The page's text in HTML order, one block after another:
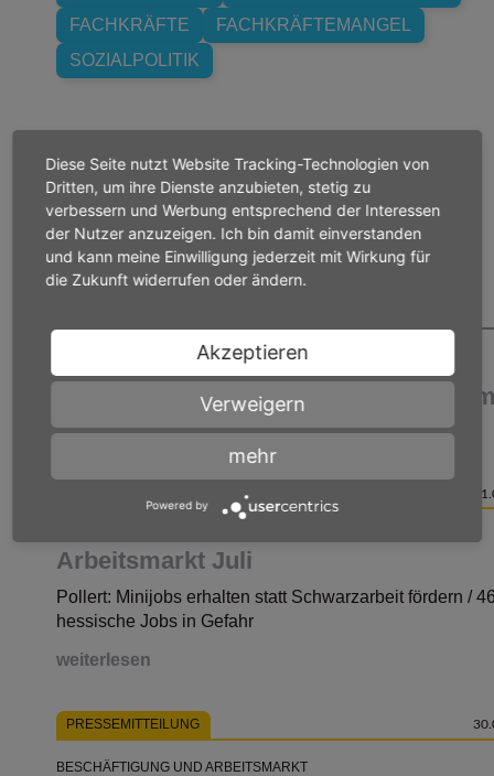
FACHKRÄFTE
FACHKRÄFTEMANGEL
SOZIALPOLITIK
Beitrag teilen
Weitere Pressemitteilungen zum
Beschäftigung und Arbeitsmarkt
Arbeitsmarkt Juli
Pollert: Minijobs erhalten statt Schwarzarbeit fördern /
hessische Jobs in Gefahr
weiterlesen
PRESSEMITTEILUNG
BESCHÄFTIGUNG UND ARBEITSMARKT
Diese Seite nutzt Website Tracking-Technologien von
Dritten, um ihre Dienste anzubieten, stetig zu
verbessern und Werbung entsprechend der Interessen
der Nutzer anzuzeigen. Ich bin damit einverstanden
und kann meine Einwilligung jederzeit mit Wirkung für
die Zukunft widerrufen oder ändern.
Akzeptieren
Verweigern
mehr
Powered by